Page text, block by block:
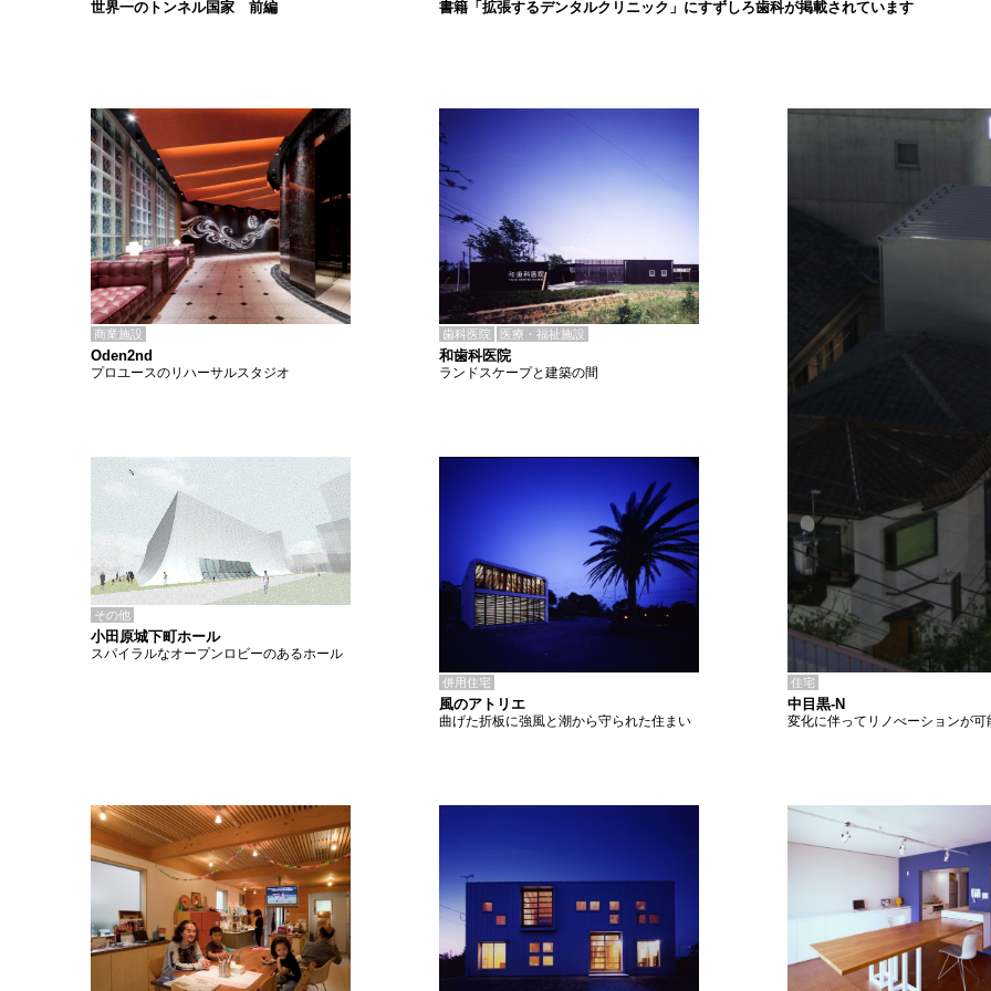
書籍「拡張するデンタルクリニック」にすずしろ歯科が掲載されています
世界一のトンネル国家 前編
商業施設
Oden2nd
プロユースのリハーサルスタジオ
歯科医院 医療・福祉施設
和歯科医院
ランドスケープと建築の間
その他
小田原城下町ホール
スパイラルなオープンロビーのあるホール
併用住宅
風のアトリエ
曲げた折板に強風と潮から守られた住まい
住宅
中目黒-N
変化に伴ってリノべーションが可